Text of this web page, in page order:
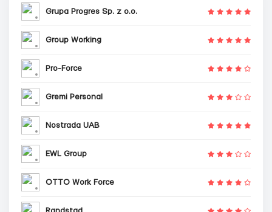
Grupa Progres Sp. z o.o.
Group Working
Pro-Force
Gremi Personal
Nostrada UAB
EWL Group
OTTO Work Force